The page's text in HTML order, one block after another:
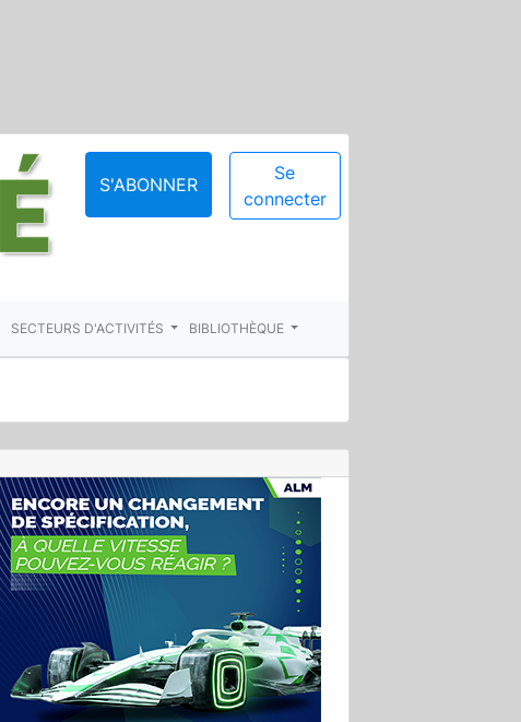
S'ABONNER
Se
connecter
SECTEURS D'ACTIVITÉS BIBLIOTHÈQUE